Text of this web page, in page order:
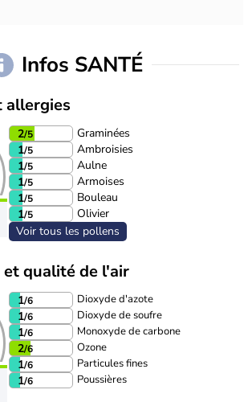
Infos SANTÉ
allergies
2/5
Graminées
1/5
Ambroisies
1/5
Aulne
1/5
Armoises
1/5
Bouleau
1/5
Olivier
Voir tous les pollens
qualité de l'air
1/6 Dioxyde d'azote
1/6 Dioxyde de soufre
1/6 Monoxyde de carbone
2/6 Ozone
1/6 Particules fines
1/6 Poussières